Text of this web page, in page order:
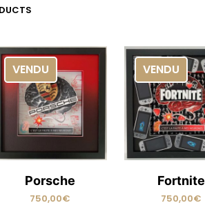
VENDU
Porsche
750,00€
VENDU
Fortnite
750,00€